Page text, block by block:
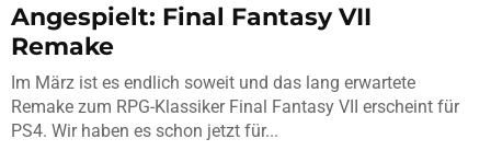
Angespielt: Final Fantasy VII
Remake
Im März ist es endlich soweit und das lang erwartete
Remake zum RPG-Klassiker Final Fantasy VII erscheint für
PS4. Wir haben es schon jetzt für...